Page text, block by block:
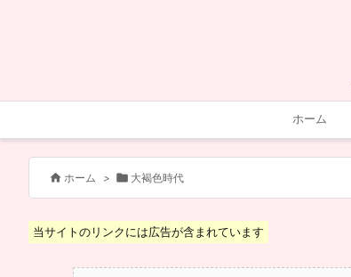
ホーム
 ホーム >  大褐色時代
当サイトのリンクには広告が含まれています